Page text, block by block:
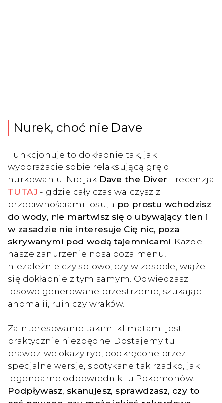
Nurek, choć nie Dave
Funkcjonuje to dokładnie tak, jak
wyobrażacie sobie relaksującą grę o
nurkowaniu. Nie jak Dave the Diver - recenzja
TUTAJ - gdzie cały czas walczysz z
przeciwnościami losu, a po prostu wchodzisz
do wody, nie martwisz się o ubywający tlen i
w zasadzie nie interesuje Cię nic, poza
skrywanymi pod wodą tajemnicami . Każde
nasze zanurzenie nosa poza menu,
niezależnie czy solowo, czy w zespole, wiąże
się dokładnie z tym samym. Odwiedzasz
losowo generowane przestrzenie, szukając
anomalii, ruin czy wraków.
Zainteresowanie takimi klimatami jest
praktycznie niezbędne. Dostajemy tu
prawdziwe okazy ryb, podkręcone przez
specjalne wersje, spotykane tak rzadko, jak
legendarne odpowiedniki u Pokemonów.
Podpływasz, skanujesz, sprawdzasz, czy to